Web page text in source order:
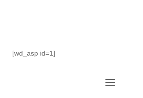
[wd_asp id=1]